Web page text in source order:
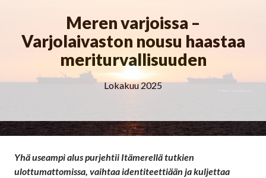
Meren varjoissa –
Varjolaivaston nousu haastaa
meriturvallisuuden
Lokakuu 2025
Yhä useampi alus purjehtii Itämerellä tutkien
ulottumattomissa, vaihtaa identiteettiään ja kuljettaa